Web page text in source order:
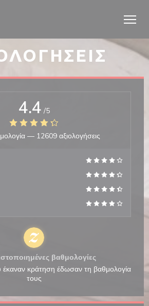
4.4 /5
— 12609 αξιολογήσεις
βαθμολογίες
κράτηση έδωσαν τη βαθμολογία
τους